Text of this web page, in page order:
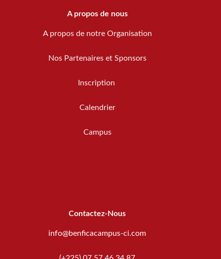
A propos de nous
A propos de notre Organisation
Nos Partenaires et Sponsors
Inscription
Calendrier
Campus
Contactez-Nous
info@benficacampus-ci.com